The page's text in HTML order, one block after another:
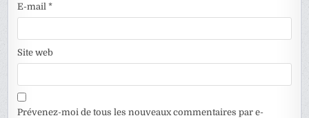
E-mail*
Site web
Prévenez-moi de tous les nouveaux commentaires par e-